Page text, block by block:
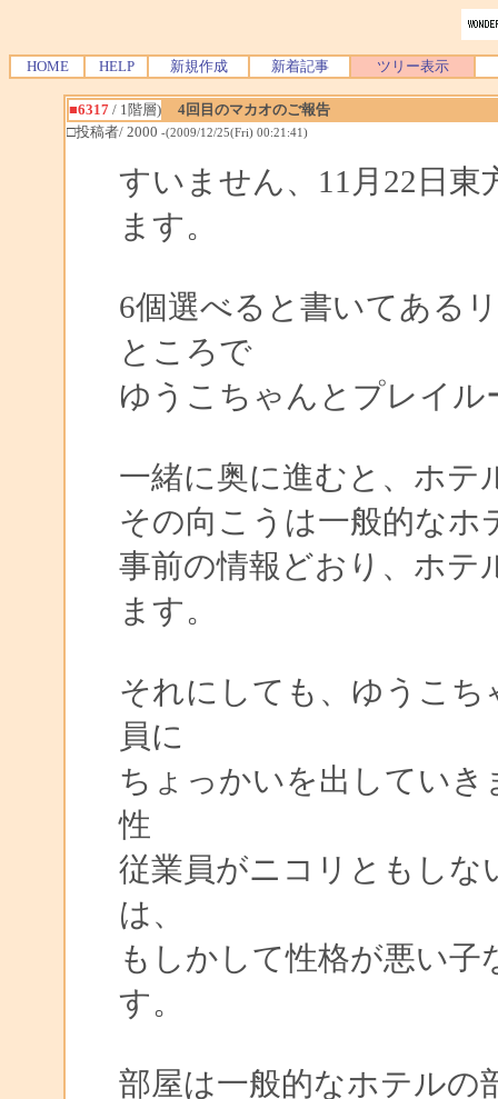
HOME HELP 新規作成 新着記事 ツリー表示
■6317/ 1階層)
4回目のマカオのご報告
□投稿者/ 2000 -(2009/12/25(Fri) 00:21:41)
すいません、11月22日
ます。
6個選べると書いてある
ところで
ゆうこちゃんとプレイル
一緒に奥に進むと、ホテ
その向こうは一般的なホ
事前の情報どおり、ホテ
ます。
それにしても、ゆうこち
員に
ちょっかいを出してい
性
従業員がニコリともし
は、
もしかして性格が悪い
す。
部屋は一般的なホテルの